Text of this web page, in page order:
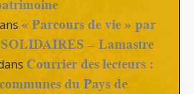
« Parcours de vie » par
– Lamastre
Courrier des lecteurs :
du Pays de